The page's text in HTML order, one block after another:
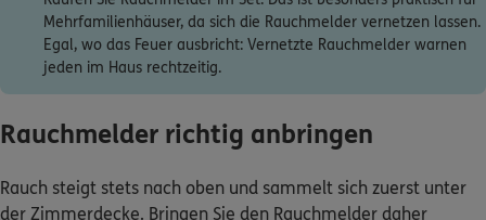
Egal, wo das Feuer ausbricht: Vernetzte Rauchmelder warnen
jeden im Haus rechtzeitig.
Rauchmelder richtig anbringen
Rauch steigt stets nach oben und sammelt sich zuerst unter
der Zimmerdecke. Bringen Sie den Rauchmelder daher
möglichst zentral im Raum unter der Decke an.